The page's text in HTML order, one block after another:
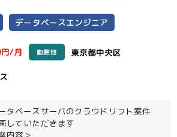
データベースエンジニア
/月 勤務地 東京都中央区
タベースサーバのクラウドリフト案件
していただきます